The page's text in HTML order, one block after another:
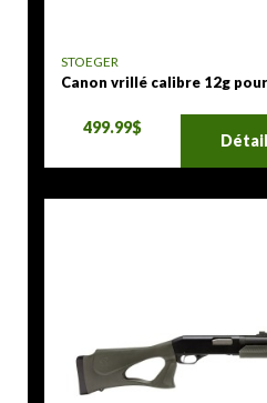
STOEGER
Canon vrillé calibre 12g
499.99$